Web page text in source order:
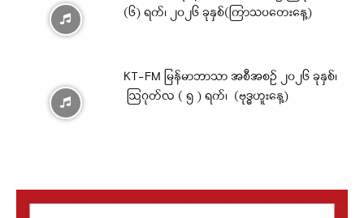
(၆) ရက်၊ ၂၀၂၆ ခုနှစ်(ကြာသပတေးနေ့)
KT-FM မြန်မာဘာသာ အစီအစဉ် ၂၀၂၆ ခုနှစ်၊
ဩဂုတ်လ ( ၅ ) ရက်၊ (ဗုဒ္ဓဟူးနေ့)